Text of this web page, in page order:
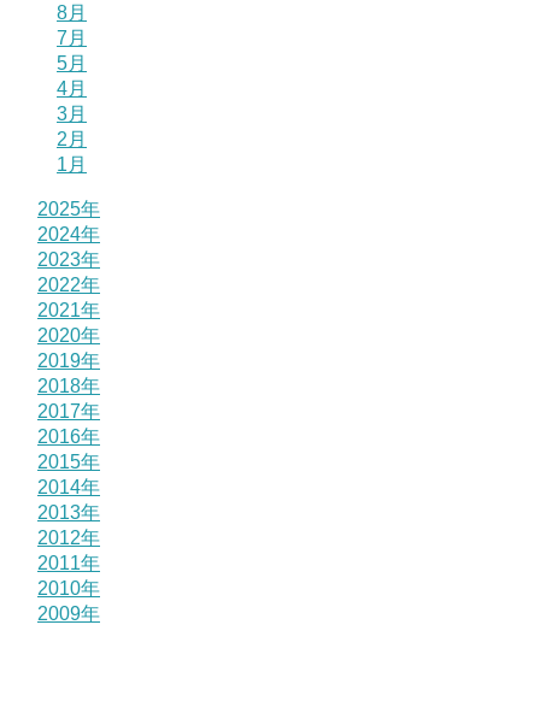
8月
7月
5月
4月
3月
2月
1月
2025年
2024年
2023年
2022年
2021年
2020年
2019年
2018年
2017年
2016年
2015年
2014年
2013年
2012年
2011年
2010年
2009年